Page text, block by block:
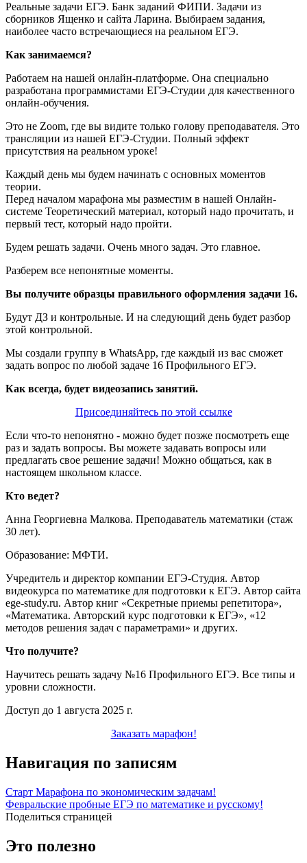
Реальные задачи ЕГЭ. Банк заданий ФИПИ. Задачи из
сборников Ященко и сайта Ларина. Выбираем задания,
наиболее часто встречающиеся на реальном ЕГЭ.
Как занимаемся?
Работаем на нашей онлайн-платформе. Она специально
разработана программистами ЕГЭ-Студии для качественного
онлайн-обучения.
Это не Zoom, где вы видите только голову преподавателя. Это
трансляции из нашей ЕГЭ-Студии. Полный эффект
присутствия на реальном уроке!
Каждый день мы будем начинать с основных моментов
теории.
Перед началом марафона мы разместим в нашей Онлайн-
системе Теоретический материал, который надо прочитать, и
первый тест, который надо пройти.
Будем решать задачи. Очень много задач. Это главное.
Разберем все непонятные моменты.
Вы получите образцы правильного оформления задачи 16.
Будут ДЗ и контрольные. И на следующий день будет разбор
этой контрольной.
Мы создали группу в WhatsApp, где каждый из вас сможет
задать вопрос по любой задаче 16 Профильного ЕГЭ.
Как всегда, будет видеозапись занятий.
Присоединяйтесь по этой ссылке
Если что-то непонятно - можно будет позже посмотреть еще
раз и задать вопросы. Вы можете задавать вопросы или
предлагать свое решение задачи! Можно общаться, как в
настоящем школьном классе.
Кто ведет?
Анна Георгиевна Малкова. Преподаватель математики (стаж
30 лет).
Образование: МФТИ.
Учредитель и директор компании ЕГЭ-Студия. Автор
видеокурса по математике для подготовки к ЕГЭ. Автор сайта
ege-study.ru. Автор книг «Секретные приемы репетитора»,
«Математика. Авторский курс подготовки к ЕГЭ», «12
методов решения задач с параметрами» и других.
Что получите?
Научитесь решать задачу №16 Профильного ЕГЭ. Все типы и
уровни сложности.
Доступ до 1 августа 2025 г.
Заказать марафон!
Навигация по записям
Старт Марафона по экономическим задачам!
Февральские пробные ЕГЭ по математике и русскому!
Поделиться страницей
Это полезно